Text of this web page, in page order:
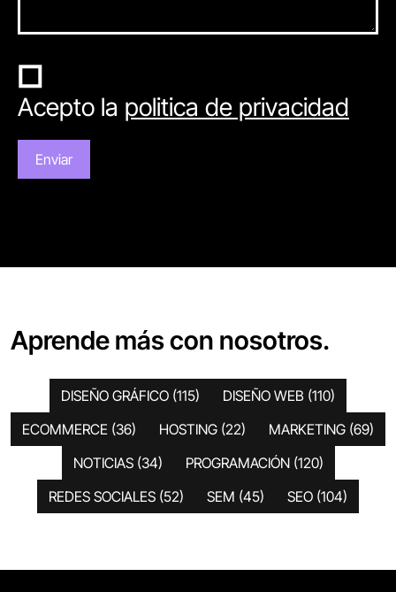
Acepto la politica de privacidad
Aprende más con nosotros.
DISEÑO GRÁFICO (115) DISEÑO WEB (110)
ECOMMERCE (36) HOSTING (22) MARKETING (69)
NOTICIAS (34) PROGRAMACIÓN (120)
REDES SOCIALES (52) SEM (45) SEO (104)